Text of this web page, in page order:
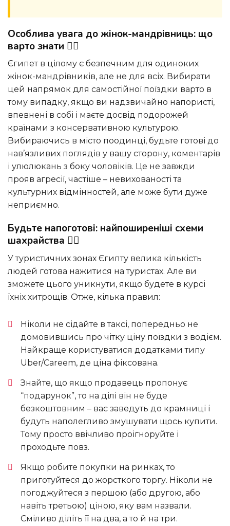
Особлива увага до жінок-мандрівниць: що
варто знати 🚶‍♀️
Єгипет в цілому є безпечним для одиноких
жінок-мандрівників, але не для всіх. Вибирати
цей напрямок для самостійної поїздки варто в
тому випадку, якщо ви надзвичайно напористі,
впевнені в собі і маєте досвід подорожей
країнами з консервативною культурою.
Вибираючись в місто поодинці, будьте готові до
нав’язливих поглядів у вашу сторону, коментарів
і улюлюкань з боку чоловіків. Це не завжди
прояв агресії, частіше – невихованості та
культурних відмінностей, але може бути дуже
неприємно.
Будьте напоготові: найпоширеніші схеми
шахрайства 🕵️‍♂️
У туристичних зонах Єгипту велика кількість
людей готова нажитися на туристах. Але ви
зможете цього уникнути, якщо будете в курсі
їхніх хитрощів. Отже, кілька правил:
Ніколи не сідайте в таксі, попередньо не
домовившись про чітку ціну поїздки з водієм.
Найкраще користуватися додатками типу
Uber/Careem, де ціна фіксована.
Знайте, що якщо продавець пропонує
“подарунок”, то на ділі він не буде
безкоштовним – вас заведуть до крамниці і
будуть наполегливо змушувати щось купити.
Тому просто ввічливо проігноруйте і
проходьте повз.
Якщо робите покупки на ринках, то
приготуйтеся до жорсткого торгу. Ніколи не
погоджуйтеся з першою (або другою, або
навіть третьою) ціною, яку вам назвали.
Сміливо діліть її на два, а то й на три.